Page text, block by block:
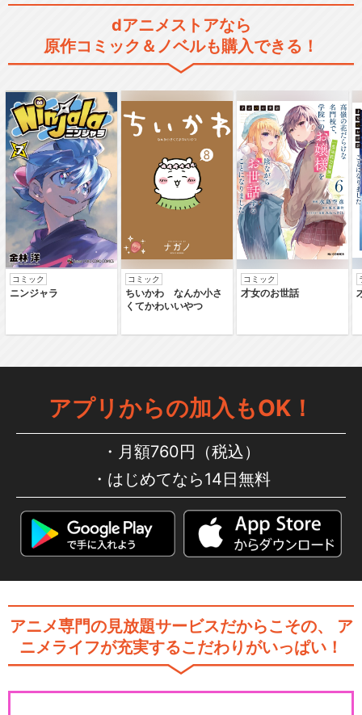
dアニメストアなら
原作コミック＆ノベルも購入できる！
コミック
ニンジャラ
コミック
ちいかわ なんか小さ
くてかわいいやつ
コミック
才女のお世話
アプリからの加入もOK！
月額760円（税込）
はじめてなら14日無料
アニメ専門の見放題サービスだからこその、
ア
ニメライフが充実するこだわりがいっぱい！